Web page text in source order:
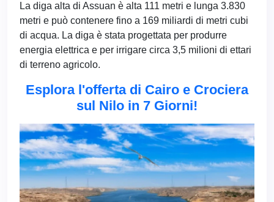
La diga alta di Assuan è alta 111 metri e lunga 3.830
metri e può contenere fino a 169 miliardi di metri cubi
di acqua. La diga è stata progettata per produrre
energia elettrica e per irrigare circa 3,5 milioni di ettari
di terreno agricolo.
Esplora l'offerta di Cairo e Crociera
sul Nilo in 7 Giorni!